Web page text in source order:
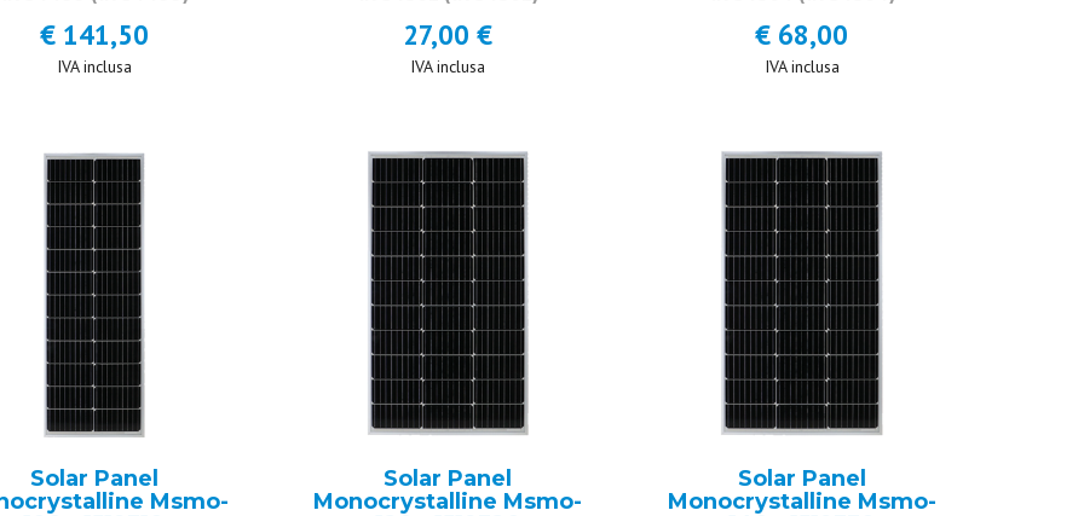
€ 141,50
IVA inclusa
27,00 €
IVA inclusa
€ 68,00
IVA inclusa
Solar Panel
Msmo-
Solar Panel
Monocrystalline Msmo-
Solar Panel
Monocrystalline Msmo-